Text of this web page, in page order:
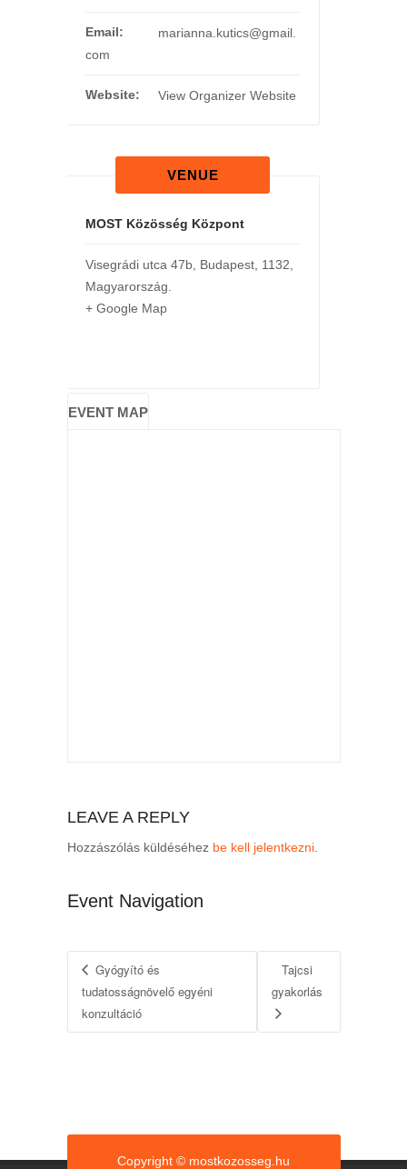
Email:
marianna.kutics@gmail.
com
Website: View Organizer Website
VENUE
MOST Közösség Központ
Visegrádi utca 47b, Budapest, 1132
Magyarország
+ Google Map
EVENT MAP
LEAVE A REPLY
Hozzászólás küldéséhez be kell jelentkezni.
Event Navigation
Gyógyító és
tudatosságnövelő egyéni
konzultáció
Tajcsi
gyakorlás
Copyright © mostkozosseg.hu